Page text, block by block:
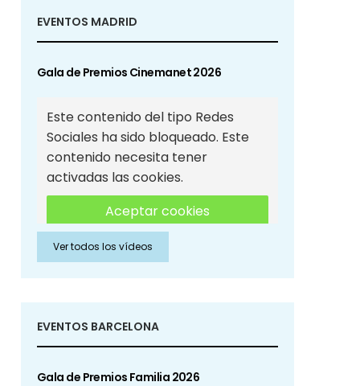
EVENTOS MADRID
Gala de Premios Cinemanet 2026
Este contenido del tipo Redes
Sociales ha sido bloqueado. Este
contenido necesita tener
activadas las cookies.
Aceptar cookies
Aceptar cookies de Redes
Sociales
Ver todos los vídeos
EVENTOS BARCELONA
Gala de Premios Familia 2026